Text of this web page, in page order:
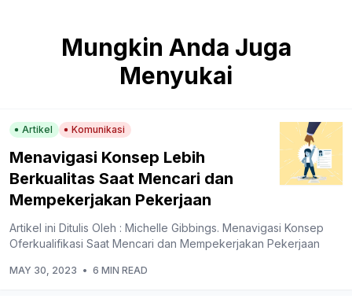
Mungkin Anda Juga
Menyukai
Artikel Komunikasi
Menavigasi Konsep Lebih
Berkualitas Saat Mencari dan
Mempekerjakan Pekerjaan
Artikel ini Ditulis Oleh : Michelle Gibbings. Menavigasi Konsep
Oferkualifikasi Saat Mencari dan Mempekerjakan Pekerjaan
MAY 30, 2023 • 6 MIN READ